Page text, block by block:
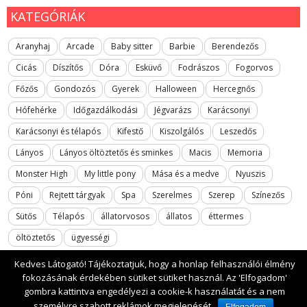
KATEGÓRIÁK
Aranyhaj Arcade Baby sitter Barbie
Berendezős
Cicás
Díszítős Dóra Esküvő Fodrászos
Fogorvos
Főzős
Gondozós Gyerek Halloween
Hercegnős
Hófehérke
Időgazdálkodási Jégvarázs
Karácsonyi
Karácsonyi és télapós
Kifestő Kiszolgálós
Leszedős
Lányos
Lányos öltöztetős és sminkes Macis
Memoria
Monster High
My little pony Mása és a medve
Nyuszis
Póni
Rejtett tárgyak Spa Szerelmes Szerep
Színezős
Sütős
Télapós állatorvosos állatos
éttermes
öltöztetős
ügyességi
2017 All rights reserved. lanyosjatekok.gyerekfilmek.hu
Kedves Látogató! Tájékoztatjuk, hogy a honlap felhasználói élmény
fokozásának érdekében sütiket sütiket használ. Az 'Elfogadom'
gombra kattintva engedélyezi a cookie-k használatát és a nem